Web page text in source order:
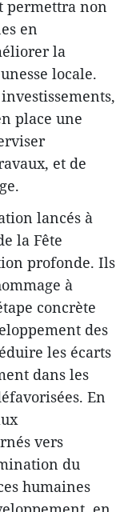
permettra non
en
la
locale.
place une
et de
lancés à
la Fête
profonde. Ils
à
concrète
des
les écarts
dans les
En
vers
du
humaines